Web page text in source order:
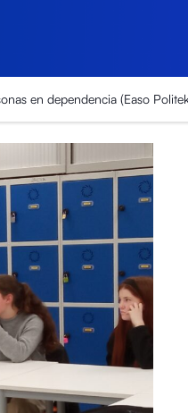
en dependencia (Easo